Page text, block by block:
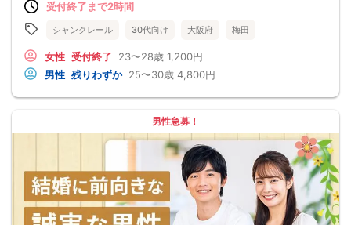
受付終了まで2時間
シャンクレール 30代向け 大阪府 梅田
女性 受付終了 23〜28歳 1,200円
男性 残りわずか 25〜30歳 4,800円
男性急募！